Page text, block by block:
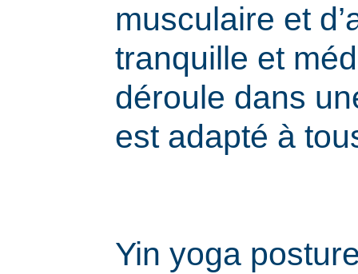
musculaire et
tranquille et
déroule dans
est adapté à
Yin yoga